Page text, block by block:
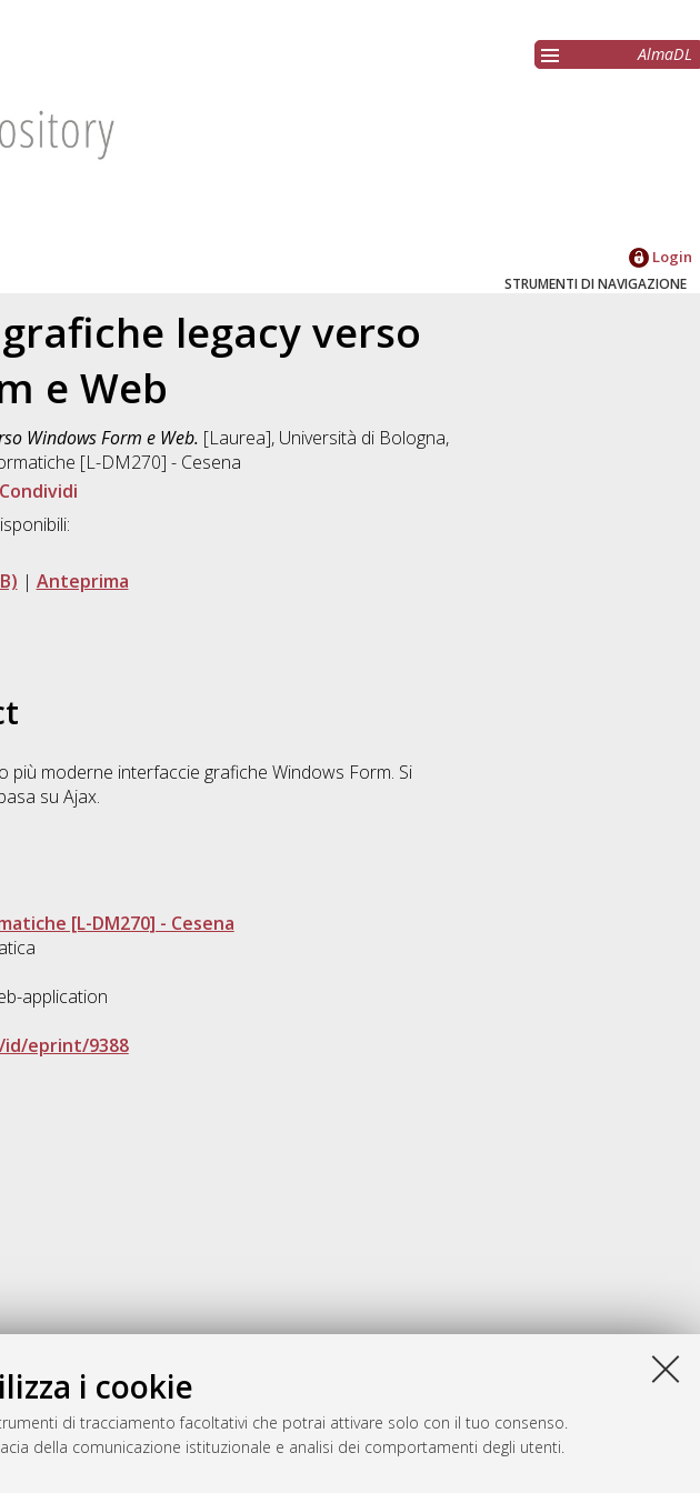
i cookie
di tracciamento facoltativi che potrai attivare solo con il tuo consenso.
della comunicazione istituzionale e analisi dei comportamenti degli utenti.
AlmaDL
Login
STRUMENTI DI NAVIGAZIONE
legacy verso
e Web
Windows Form e Web. [Laurea], Università di Bologna,
[L-DM270] - Cesena
Condividi
| Anteprima
più moderne interfaccie grafiche Windows Form. Si
su Ajax.
[L-DM270] - Cesena
application
eprint/9388